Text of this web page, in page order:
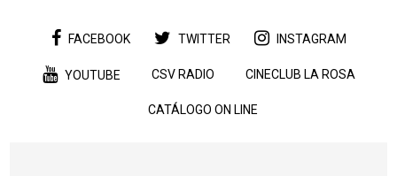
FACEBOOK TWITTER INSTAGRAM
YOUTUBE CSV RADIO CINECLUB LA ROSA
CATÁLOGO ON LINE